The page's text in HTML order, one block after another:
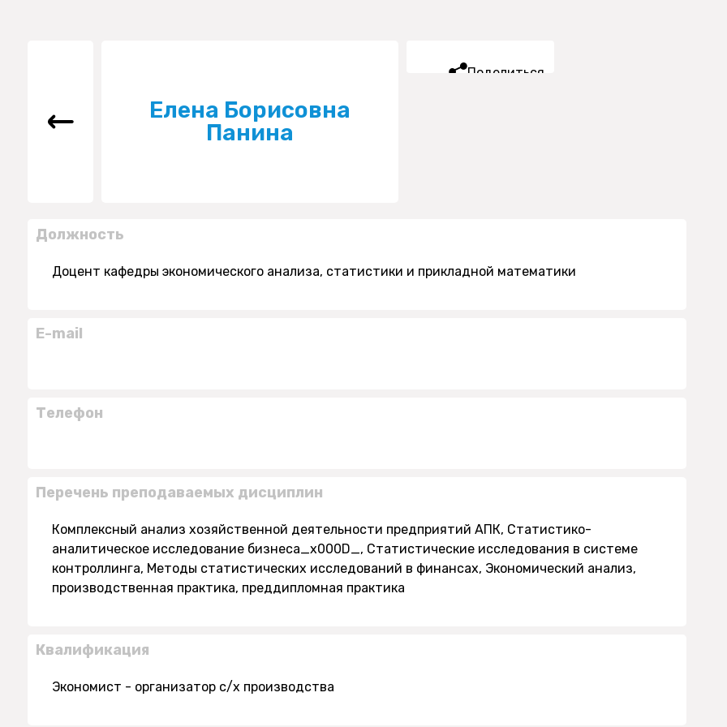
Елена Борисовна
Панина
Поделиться
Должность
Доцент кафедры экономического анализа, статистики и прикладной математики
E-mail
Телефон
Перечень преподаваемых дисциплин
Комплексный анализ хозяйственной деятельности предприятий АПК, Статистико-
аналитическое исследование бизнеса_x000D_, Статистические исследования в системе
контроллинга, Методы статистических исследований в финансах, Экономический анализ,
производственная практика, преддипломная практика
Квалификация
Экономист - организатор с/х производства